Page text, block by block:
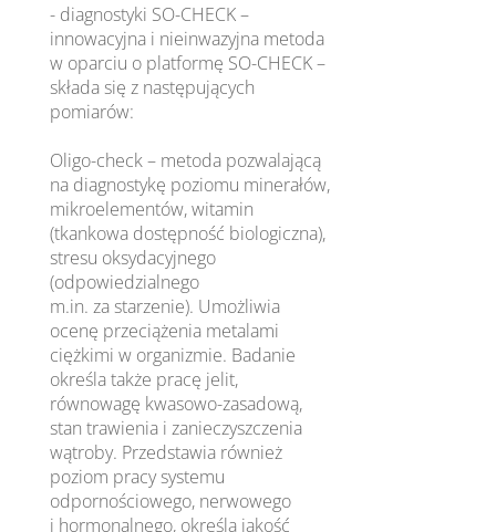
- diagnostyki SO-CHECK –
innowacyjna i nieinwazyjna metoda
w oparciu o platformę SO-CHECK –
składa się z następujących
pomiarów:
Oligo-check – metoda pozwalającą
na diagnostykę poziomu minerałów,
mikroelementów, witamin
(tkankowa dostępność biologiczna),
stresu oksydacyjnego
(odpowiedzialnego
m.in. za starzenie). Umożliwia
ocenę przeciążenia metalami
ciężkimi w organizmie. Badanie
określa także pracę jelit,
równowagę kwasowo-zasadową,
stan trawienia i zanieczyszczenia
wątroby. Przedstawia również
poziom pracy systemu
odpornościowego, nerwowego
i hormonalnego, określa jakość